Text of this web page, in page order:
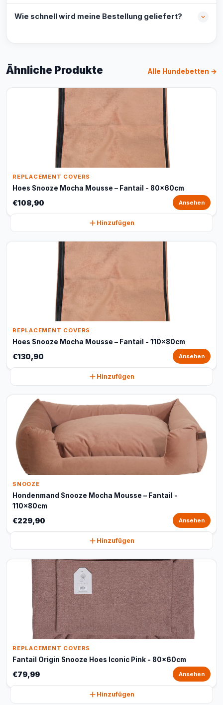
Wie schnell wird meine Bestellung geliefert?
Ähnliche Produkte Alle Hundebetten →
REPLACEMENT COVERS
Hoes Snooze Mocha Mousse – Fantail - 80x60cm
€108,90 Ansehen
Hinzufügen
REPLACEMENT COVERS
Hoes Snooze Mocha Mousse – Fantail - 110x80cm
€130,90 Ansehen
Hinzufügen
SNOOZE
Hondenmand Snooze Mocha Mousse – Fantail -
110x80cm
€229,90 Ansehen
Hinzufügen
REPLACEMENT COVERS
Fantail Origin Snooze Hoes Iconic Pink - 80x60cm
€79,99 Ansehen
Hinzufügen